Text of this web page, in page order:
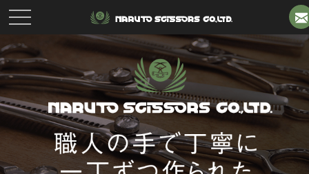
toggle
navigation